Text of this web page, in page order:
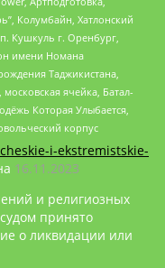
Колумбайн, Хатлонский
Кушкуль г. Оренбург,
имени Номана
Таджикистана,
ячейка, Батал-
Которая Улыбается,
корпус
i-ekstremistskie-
16.11.2023
и религиозных
принято
о ликвидации или